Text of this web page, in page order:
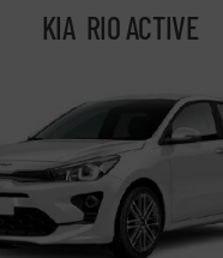
KIA RIO ACTIVE